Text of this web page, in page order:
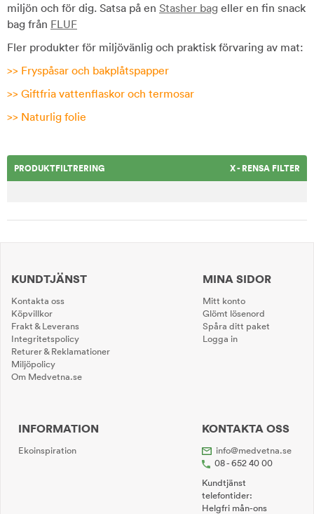
miljön och för dig. Satsa på en Stasher bag eller en fin snack
bag från FLUF
Fler produkter för miljövänlig och praktisk förvaring av mat:
>> Fryspåsar och bakplåtspapper
>> Giftfria vattenflaskor och termosar
>> Naturlig folie
PRODUKTFILTRERING X - RENSA FILTER
KUNDTJÄNST
Kontakta oss
Köpvillkor
Frakt & Leverans
Integritetspolicy
Returer & Reklamationer
Miljöpolicy
Om Medvetna.se
MINA SIDOR
Mitt konto
Glömt lösenord
Spåra ditt paket
Logga in
INFORMATION
Ekoinspiration
KONTAKTA OSS
info@medvetna.se
08 - 652 40 00
Kundtjänst
telefontider:
Helgfri mån-ons